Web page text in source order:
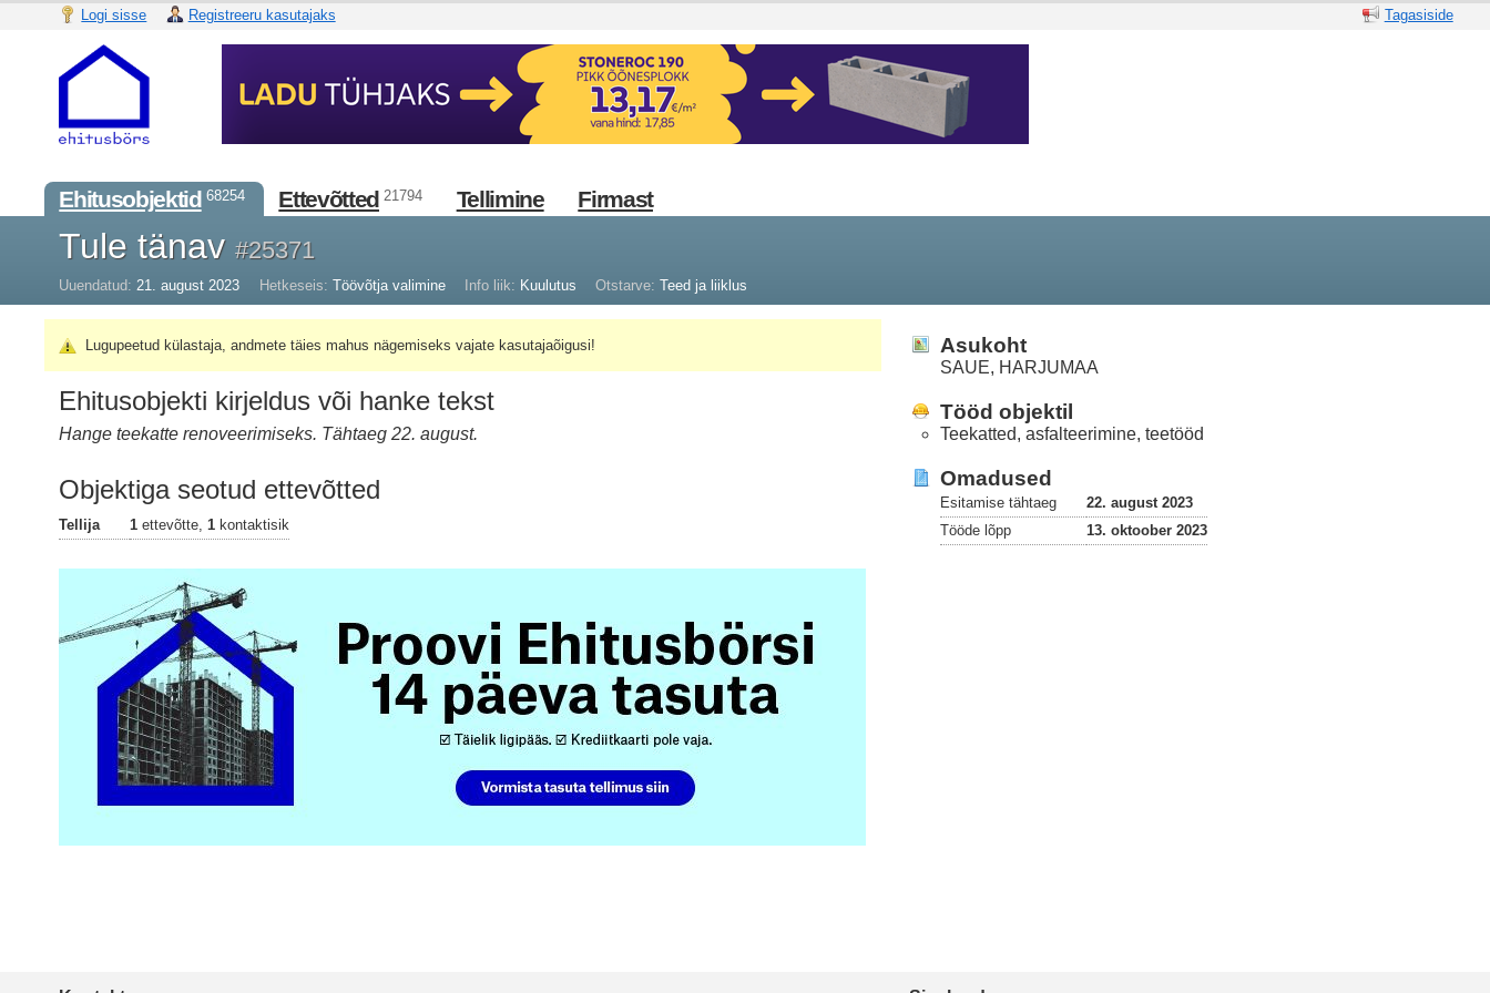
Logi sisse Registreeru kasutajaks Tagasiside
Ehitusobjektid 68254 Ettevõtted 21794 Tellimine Firmast
Tule tänav#25371
Uuendatud: 21. august 2023 Hetkeseis: Töövõtja valimine Info liik: Kuulutus Otstarve: Teed ja liiklus
Lugupeetud külastaja, andmete täies mahus nägemiseks vajate kasutajaõigusi!
Ehitusobjekti kirjeldus või hanke tekst
Hange teekatte renoveerimiseks. Tähtaeg 22. august.
Objektiga seotud ettevõtted
Tellija 1 ettevõtte, 1 kontaktisik
Asukoht
SAUE, HARJUMAA
Tööd objektil
Teekatted, asfalteerimine, teetööd
Omadused
Esitamise tähtaeg
22. august 2023
Tööde lõpp
13. oktoober 2023